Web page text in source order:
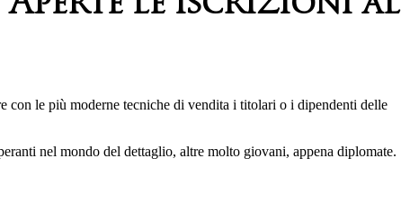
con le più moderne tecniche di vendita i titolari o i dipendenti delle
nel mondo del dettaglio, altre molto giovani, appena diplomate.